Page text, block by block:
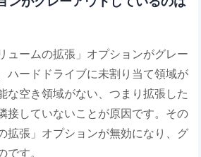
ュームの拡張」オプションがグレー
ハードドライブに未割り当て領域が
な空き領域がない、つまり拡張した
接していないことが原因です。その
拡張」オプションが無効になり、グ
す。